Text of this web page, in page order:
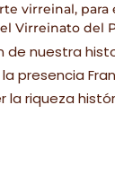
virreinal,
Virreinato del
de nuestra
presencia
la riqueza